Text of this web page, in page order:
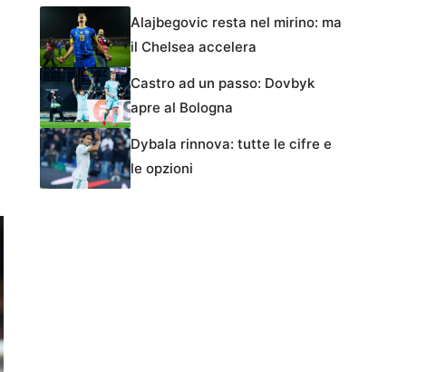
Alajbegovic resta nel mirino: ma
il Chelsea accelera
Castro ad un passo: Dovbyk
apre al Bologna
Dybala rinnova: tutte le cifre e
le opzioni